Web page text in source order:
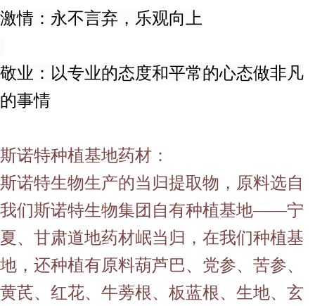
激情：永不言弃，乐观向上
敬业：以专业的态度和平常的心态做非凡
的事情
斯诺特种植基地药材：
斯诺特生物生产的当归提取物，原料选自
我们斯诺特生物集团自有种植基地——宁
夏、甘肃道地药材岷当归，在我们种植基
地，还种植有原料葫芦巴、党参、苦参、
黄芪、红花、牛蒡根、板蓝根、生地、玄